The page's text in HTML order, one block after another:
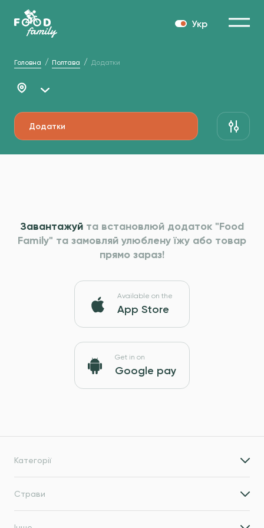
Укр
Головна Полтава Додатки
Додатки
Завантажуй та встановлюй додаток "Food
Family" та замовляй улюблену їжу або товар
прямо зараз!
Available on the
App Store
Get in on
Google pay
Категорії
Страви